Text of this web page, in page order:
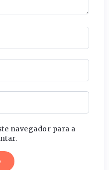
navegador para a